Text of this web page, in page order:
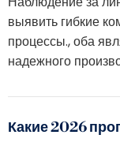
выявить гибкие
процессы., оба
надежного
Какие 2026